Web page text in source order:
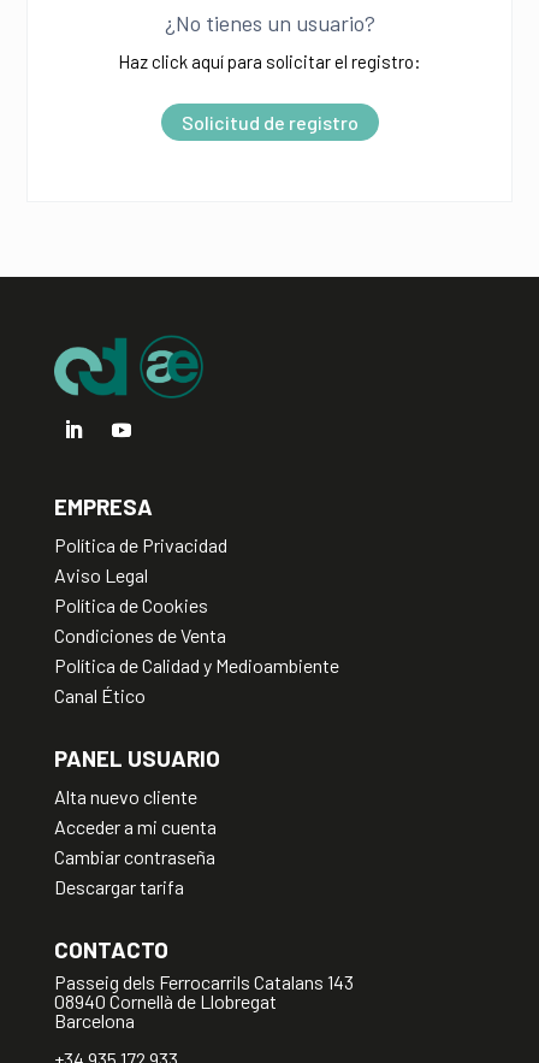
:
¿No tienes un usuario?
Haz click aquí para solicitar el registro:
Solicitud de registro
EMPRESA
Política de Privacidad
Aviso Legal
Política de Cookies
Condiciones de Venta
Política de Calidad y Medioambiente
Canal Ético
PANEL USUARIO
Alta nuevo cliente
Acceder a mi cuenta
Cambiar contraseña
Descargar tarifa
CONTACTO
Passeig dels Ferrocarrils Catalans 143
08940 Cornellà de Llobregat
Barcelona